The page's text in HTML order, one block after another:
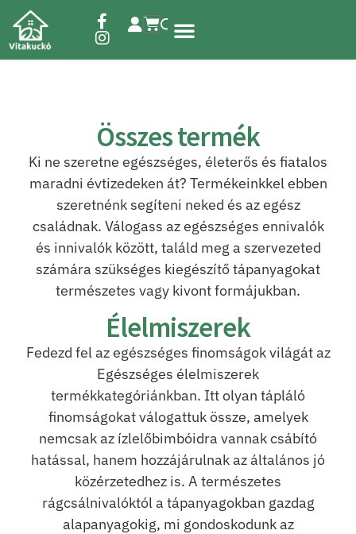
Összes termék
Ki ne szeretne egészséges, életerős és fiatalos
maradni évtizedeken át? Termékeinkkel ebben
szeretnénk segíteni neked és az egész
családnak. Válogass az egészséges ennivalók
és innivalók között, találd meg a szervezeted
számára szükséges kiegészítő tápanyagokat
természetes vagy kivont formájukban.
Élelmiszerek
Fedezd fel az egészséges finomságok világát az
Egészséges élelmiszerek
termékkategóriánkban. Itt olyan tápláló
finomságokat válogattuk össze, amelyek
nemcsak az ízlelőbimbóidra vannak csábító
hatással, hanem hozzájárulnak az általános jó
közérzetedhez is. A természetes
rágcsálnivalóktól a tápanyagokban gazdag
alapanyagokig, mi gondoskodunk az